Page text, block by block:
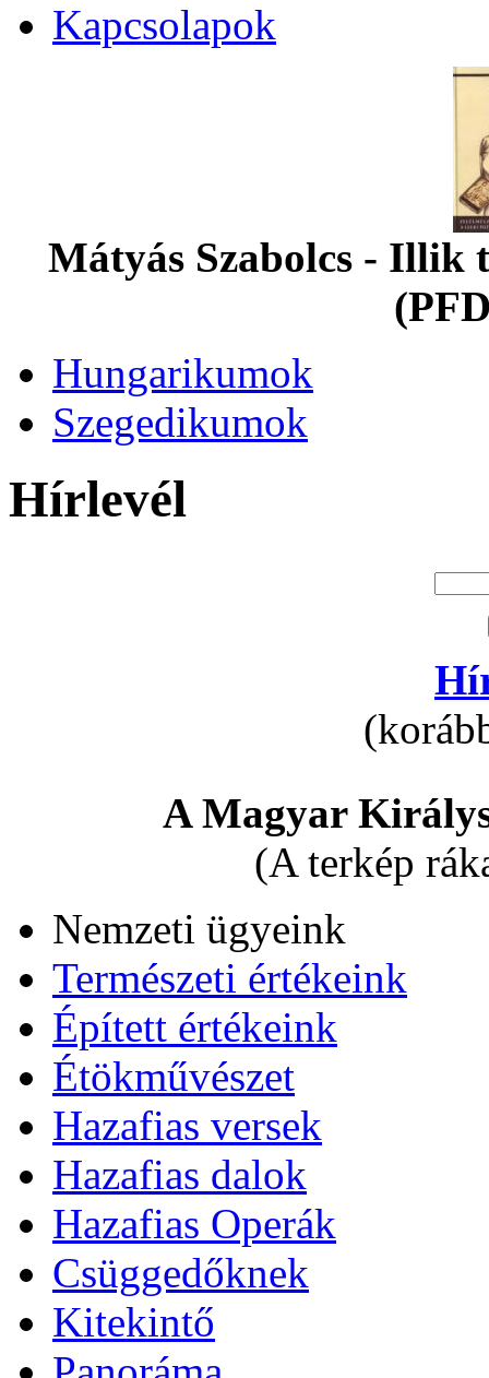
Kapcsolapok
Mátyás Szabolcs - Illik
Hungarikumok
Szegedikumok
Hírlevél
A Magyar
(A terkép
Nemzeti ügyeink
Természeti értékeink
Épített értékeink
Étökművészet
Hazafias versek
Hazafias dalok
Hazafias Operák
Csüggedőknek
Kitekintő